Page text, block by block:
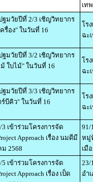
เท
มวัยปีที่ 2/3 เชิญวิทยากร
รื่อง" ในวันที่ 16
โร
ฉะ
มวัยปีที่ 3/2 เชิญวิทยากร
ใบไม้" ในวันที่ 16
โร
ฉะ
มวัยปีที่ 3/3 เชิญวิทยากร
บีคิว" ในวันที่ 16
โร
ฉะ
เข้าร่วมโครงการจัด
Approach เรื่อง นมดีมี
2568
91/
หมู่
เมื
เข้าร่วมโครงการจัด
Approach เรื่อง เป็ด
23/
อำ